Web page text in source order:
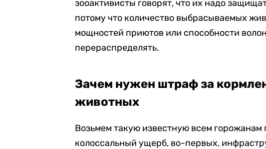
зооактивисты говорят, что их надо
потому что количество выбрасываемых
мощностей приютов или способности
перераспределять.
Зачем нужен штраф за
животных
Возьмем такую известную всем горожанам
колоссальный ущерб, во-первых,